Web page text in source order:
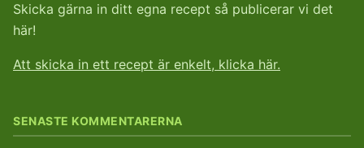
Skicka gärna in ditt egna recept så publicerar vi det
här!
Att skicka in ett recept är enkelt, klicka här.
SENASTE KOMMENTARERNA